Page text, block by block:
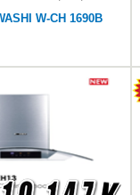
W-CH 1690B